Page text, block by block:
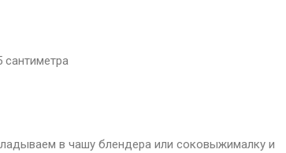
в чашу блендера или соковыжималку и